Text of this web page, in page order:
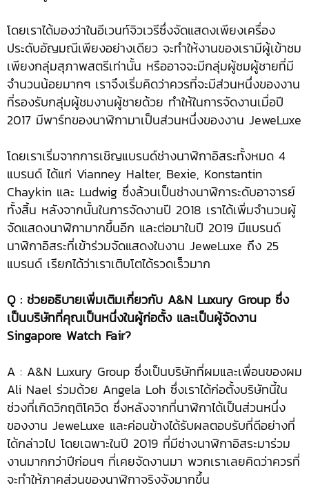
โดยเราได้มองว่าในอีเวนท์จิวเวรีซึ่งจัดแสดงเพียงเครื่อง
ประดับอัญมณีเพียงอย่างเดียว จะทำให้งานของเรามีผู้เข้าชม
เพียงกลุ่มสุภาพสตรีเท่านั้น หรืออาจจะมีกลุ่มผู้ชมผู้ชายที่มี
จำนวนน้อยมากๆ เราจึงเริ่มคิดว่าควรที่จะมีส่วนหนึ่งของงาน
ที่รองรับกลุ่มผู้ชมงานผู้ชายด้วย ทำให้ในการจัดงานเมื่อปี
2017 มีพาร์ทของนาฬิกามาเป็นส่วนหนึ่งของงาน JeweLuxe
โดยเราเริ่มจากการเชิญแบรนด์ช่างนาฬิกาอิสระทั้งหมด 4
แบรนด์ ได้แก่ Vianney Halter, Bexie, Konstantin
Chaykin และ Ludwig ซึ่งล้วนเป็นช่างนาฬิการะดับอาจารย์
ทั้งสิ้น หลังจากนั้นในการจัดงานปี 2018 เราได้เพิ่มจำนวนผู้
จัดแสดงนาฬิกามากขึ้นอีก และต่อมาในปี 2019 มีแบรนด์
นาฬิกาอิสระที่เข้าร่วมจัดแสดงในงาน JeweLuxe ถึง 25
แบรนด์ เรียกได้ว่าเราเติบโตได้รวดเร็วมาก
Q : ช่วยอธิบายเพิ่มเติมเกี่ยวกับ A&N Luxury Group ซึ่ง
เป็นบริษัทที่คุณเป็นหนึ่งในผู้ก่อตั้ง และเป็นผู้จัดงาน
Singapore Watch Fair?
A : A&N Luxury Group ซึ่งเป็นบริษัทที่ผมและเพื่อนของผม
Ali Nael ร่วมด้วย Angela Loh ซึ่งเราได้ก่อตั้งบริษัทนี้ใน
ช่วงที่เกิดวิกฤติโควิด ซึ่งหลังจากที่นาฬิกาได้เป็นส่วนหนึ่ง
ของงาน JeweLuxe และค่อนข้างได้รับผลตอบรับที่ดีอย่างที่
ได้กล่าวไป โดยเฉพาะในปี 2019 ที่มีช่างนาฬิกาอิสระมาร่วม
งานมากกว่าปีก่อนๆ ที่เคยจัดงานมา พวกเราเลยคิดว่าควรที่
จะทำให้ภาคส่วนของนาฬิกาจริงจังมากขึ้น